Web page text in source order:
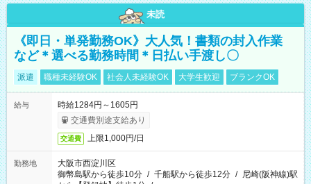
未読
《即日・単発勤務OK》大人気！書類の封入作業
など＊選べる勤務時間＊日払い手渡し〇
派遣 職種未経験OK 社会人未経験OK 大学生歓迎 ブランクOK
給与
時給1284円～1605円
交通費別途支給あり
交通費 上限1,000円/日
勤務地
大阪市西淀川区
御幣島駅から徒歩10分 / 千船駅から徒歩12分 / 尼崎(阪神線)駅